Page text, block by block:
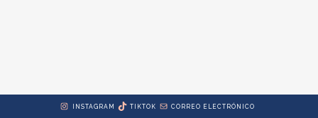
INSTAGRAM TIKTOK CORREO ELECTRÓNICO